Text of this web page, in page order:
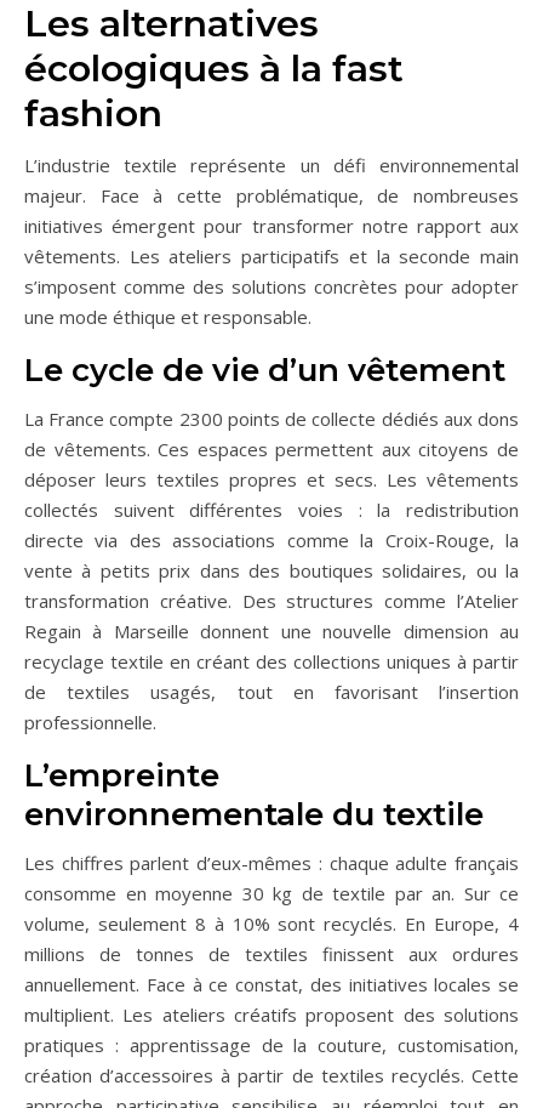
Les alternatives
écologiques à la fast
fashion
L’industrie textile représente un défi environnemental
majeur. Face à cette problématique, de nombreuses
initiatives émergent pour transformer notre rapport aux
vêtements. Les ateliers participatifs et la seconde main
s’imposent comme des solutions concrètes pour adopter
une mode éthique et responsable.
Le cycle de vie d’un vêtement
La France compte 2300 points de collecte dédiés aux dons
de vêtements. Ces espaces permettent aux citoyens de
déposer leurs textiles propres et secs. Les vêtements
collectés suivent différentes voies : la redistribution
directe via des associations comme la Croix-Rouge, la
vente à petits prix dans des boutiques solidaires, ou la
transformation créative. Des structures comme l’Atelier
Regain à Marseille donnent une nouvelle dimension au
recyclage textile en créant des collections uniques à partir
de textiles usagés, tout en favorisant l’insertion
professionnelle.
L’empreinte
environnementale du textile
Les chiffres parlent d’eux-mêmes : chaque adulte français
consomme en moyenne 30 kg de textile par an. Sur ce
volume, seulement 8 à 10% sont recyclés. En Europe, 4
millions de tonnes de textiles finissent aux ordures
annuellement. Face à ce constat, des initiatives locales se
multiplient. Les ateliers créatifs proposent des solutions
pratiques : apprentissage de la couture, customisation,
création d’accessoires à partir de textiles recyclés. Cette